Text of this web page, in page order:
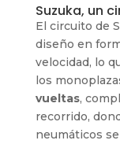
Suzuka, un
El circuito de
diseño en
velocidad, lo
los
vueltas,
recorrido,
neumáticos